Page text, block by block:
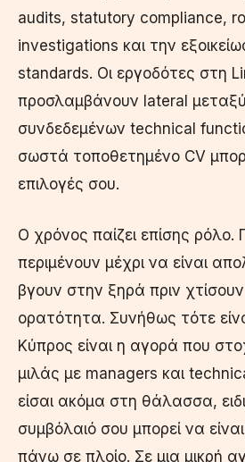
audits, statutory compliance,
investigations και την
standards. Οι εργοδότες στη
προσλαμβάνουν lateral
συνδεδεμένων technical
σωστά τοποθετημένο CV
επιλογές σου.
Ο χρόνος παίζει επίσης ρόλο.
περιμένουν μέχρι να είναι
βγουν στην ξηρά πριν χτίσουν
ορατότητα. Συνήθως τότε
Κύπρος είναι η αγορά που
μιλάς με managers και
είσαι ακόμα στη θάλασσα,
συμβόλαιό σου μπορεί να
πάνω σε πλοίο. Σε μια μικρή